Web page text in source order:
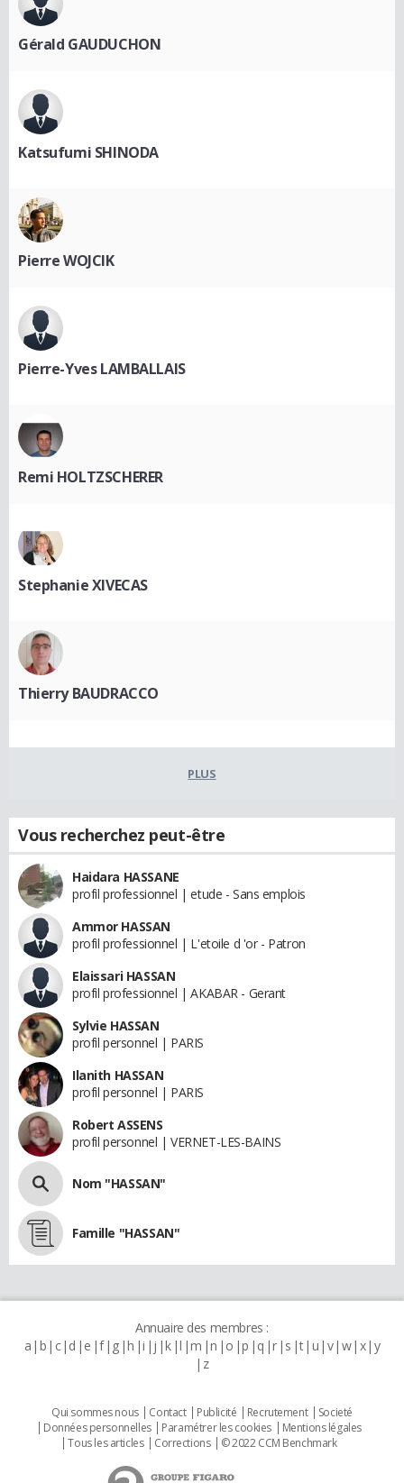
Gérald GAUDUCHON
Katsufumi SHINODA
Pierre WOJCIK
Pierre-Yves LAMBALLAIS
Remi HOLTZSCHERER
Stephanie XIVECAS
Thierry BAUDRACCO
PLUS
Vous recherchez peut-être
Haidara HASSANE
profil professionnel | etude - Sans emplois
Ammor HASSAN
profil professionnel | L'etoile d 'or - Patron
Elaissari HASSAN
profil professionnel | AKABAR - Gerant
Sylvie HASSAN
profil personnel | PARIS
Ilanith HASSAN
profil personnel | PARIS
Robert ASSENS
profil personnel | VERNET-LES-BAINS
Nom "HASSAN"
Famille "HASSAN"
Annuaire des membres :
a b c d e f g h i j k l m n o p q r s t u v w x y
z
Qui sommes nous Contact Publicité Recrutement
Societé
Données personnelles
Paramétrer les cookies
Mentions légales
Tous les articles
Corrections © 2022 CCM Benchmark